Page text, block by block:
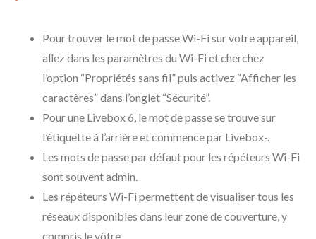
Pour trouver le mot de passe Wi-Fi sur votre appareil,
allez dans les paramètres du Wi-Fi et cherchez
l’option “Propriétés sans fil” puis activez “Afficher les
caractères” dans l’onglet “Sécurité”.
Pour une Livebox 6, le mot de passe se trouve sur
l’étiquette à l’arrière et commence par Livebox-.
Les mots de passe par défaut pour les répéteurs Wi-Fi
sont souvent admin.
Les répéteurs Wi-Fi permettent de visualiser tous les
réseaux disponibles dans leur zone de couverture, y
compris le vôtre.